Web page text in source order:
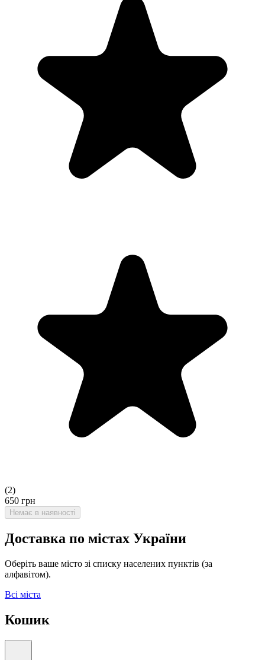
(2)
650 грн
Немає в наявності
Доставка по містах України
Оберіть ваше місто зі списку населених пунктів (за
алфавітом).
Всі міста
Кошик